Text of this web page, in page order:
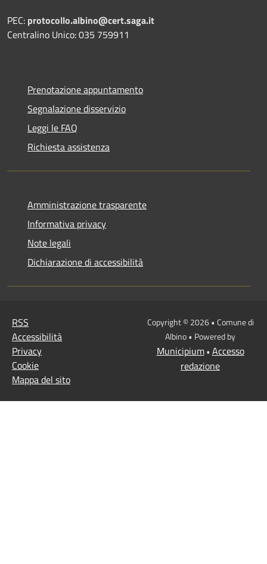
PEC: protocollo.albino@cert.saga.it
Centralino Unico: 035 759911
Prenotazione appuntamento
Segnalazione disservizio
Leggi le FAQ
Richiesta assistenza
Amministrazione trasparente
Informativa privacy
Note legali
Dichiarazione di accessibilità
RSS
Accessibilità
Privacy
Cookie
Mappa del sito
Copyright © 2026 • Comune di
Albino • Powered by
Municipium• Accesso
redazione